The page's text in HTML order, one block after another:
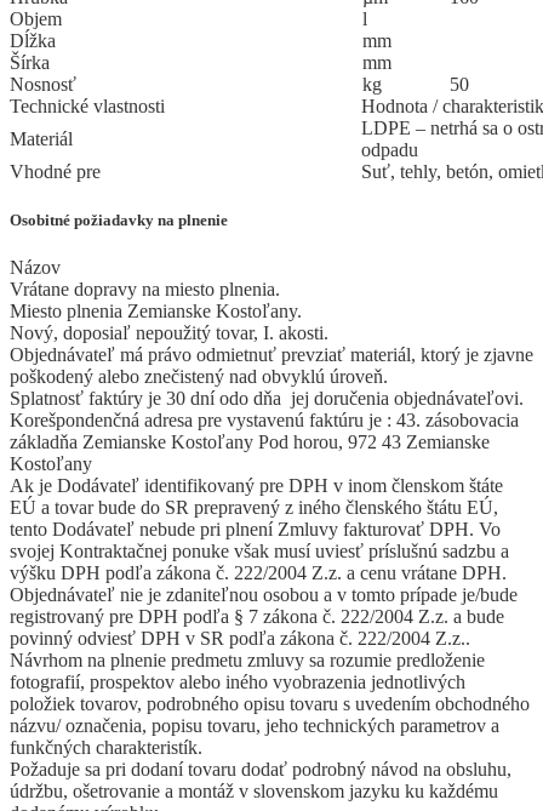
Objem
l
Dĺžka
mm
Šírka
mm
Nosnosť
kg
50
Technické vlastnosti
Hodnota /
Materiál
LDPE – netrhá sa o
odpadu
Vhodné pre
Suť, tehly, betón,
Osobitné požiadavky na plnenie
Názov
Vrátane dopravy na miesto plnenia.
Miesto plnenia Zemianske Kostoľany.
Nový, doposiaľ nepoužitý tovar, I. akosti.
Objednávateľ má právo odmietnuť prevziať materiál, ktorý je zjavne
poškodený alebo znečistený nad obvyklú úroveň.
Splatnosť faktúry je 30 dní odo dňa jej doručenia objednávateľovi.
Korešpondenčná adresa pre vystavenú faktúru je : 43. zásobovacia
základňa Zemianske Kostoľany Pod horou, 972 43 Zemianske
Kostoľany
Ak je Dodávateľ identifikovaný pre DPH v inom členskom štáte
EÚ a tovar bude do SR prepravený z iného členského štátu EÚ,
tento Dodávateľ nebude pri plnení Zmluvy fakturovať DPH. Vo
svojej Kontraktačnej ponuke však musí uviesť príslušnú sadzbu a
výšku DPH podľa zákona č. 222/2004 Z.z. a cenu vrátane DPH.
Objednávateľ nie je zdaniteľnou osobou a v tomto prípade je/bude
registrovaný pre DPH podľa § 7 zákona č. 222/2004 Z.z. a bude
povinný odviesť DPH v SR podľa zákona č. 222/2004 Z.z..
Návrhom na plnenie predmetu zmluvy sa rozumie predloženie
fotografií, prospektov alebo iného vyobrazenia jednotlivých
položiek tovarov, podrobného opisu tovaru s uvedením obchodného
názvu/ označenia, popisu tovaru, jeho technických parametrov a
funkčných charakteristík.
Požaduje sa pri dodaní tovaru dodať podrobný návod na obsluhu,
údržbu, ošetrovanie a montáž v slovenskom jazyku ku každému